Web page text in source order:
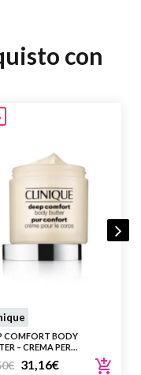
con
COMFORT BODY
– CREMA PER
IDRATAZIONE IN
€ 31,16€